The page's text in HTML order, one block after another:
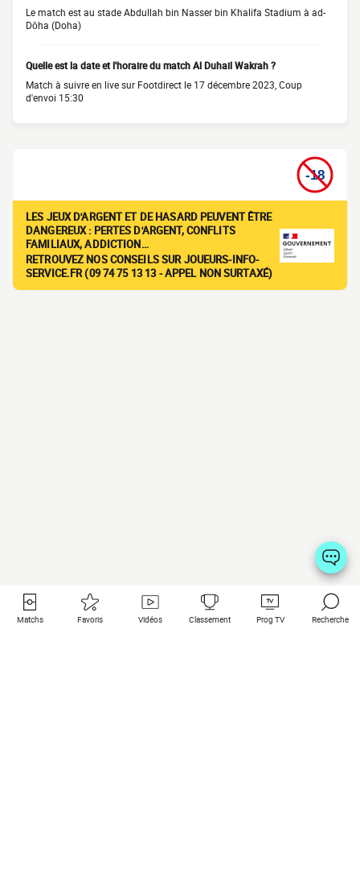
Le match est au stade Abdullah bin Nasser bin Khalifa Stadium à ad-
Dōha (Doha)
Quelle est la date et l'horaire du match Al Duhail Wakrah ?
Match à suivre en live sur Footdirect le 17 décembre 2023, Coup
d'envoi 15:30
LES JEUX D'ARGENT ET DE HASARD PEUVENT ÊTRE
DANGEREUX : PERTES D'ARGENT, CONFLITS
FAMILIAUX, ADDICTION…
RETROUVEZ NOS CONSEILS SUR JOUEURS-INFO-
SERVICE.FR (09 74 75 13 13 - APPEL NON SURTAXÉ)
Matchs Favoris Vidéos Classement Prog TV Recherche